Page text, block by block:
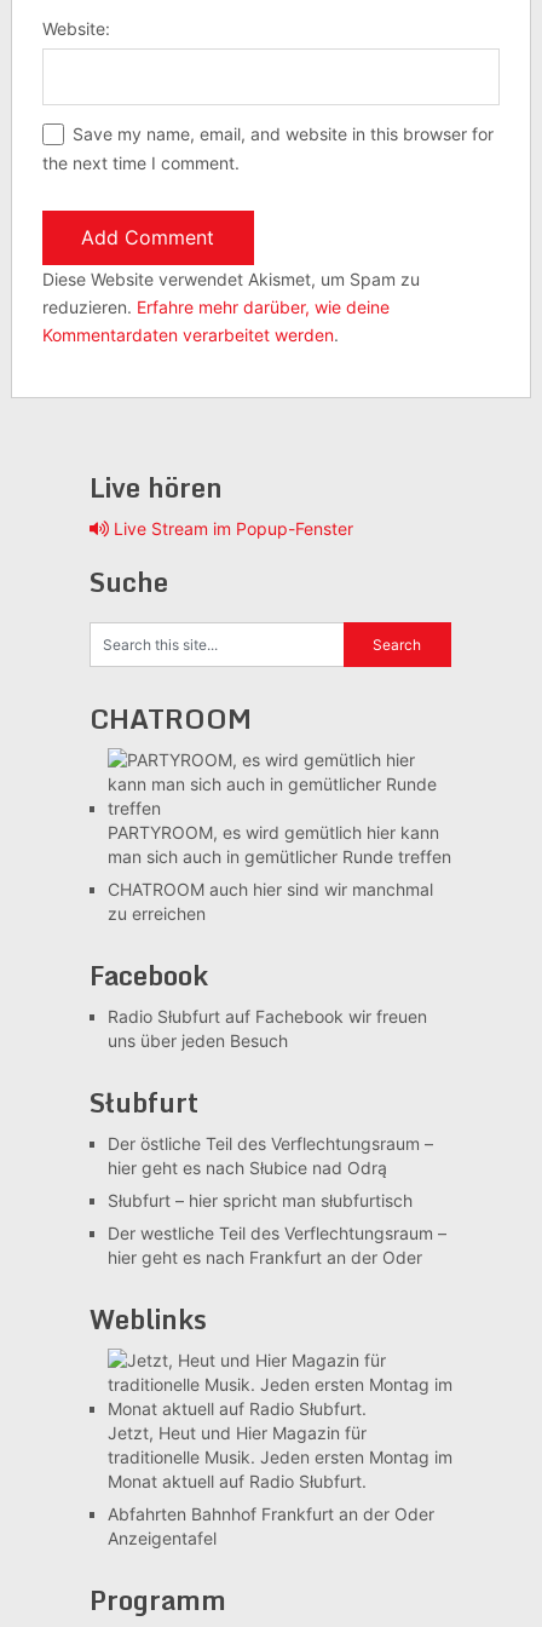
Website:
Save my name, email, and website in this browser for
the next time I comment.
Diese Website verwendet Akismet, um Spam zu
reduzieren. Erfahre mehr darüber, wie deine
Kommentardaten verarbeitet werden.
Live hören
Live Stream im Popup-Fenster
Suche
CHATROOM
PARTYROOM, es wird gemütlichhier kann
man sich auch in gemütlicher Runde treffen
CHATROOMauch hier sind wir manchmal
zu erreichen
Facebook
Radio Słubfurt auf Fachebook wir freuen
uns über jeden Besuch
Słubfurt
Der östliche Teil des Verflechtungsraum –
hier geht es nach Słubice nad Odrą
Słubfurt –hier spricht man słubfurtisch
Der westliche Teil des Verflechtungsraum –
hier geht es nach Frankfurt an der Oder
Weblinks
Jetzt, Heut und HierMagazin für
traditionelle Musik. Jeden ersten Montag im
Monat aktuell auf Radio Słubfurt.
Abfahrten Bahnhof Frankfurt an der Oder
Anzeigentafel
Programm